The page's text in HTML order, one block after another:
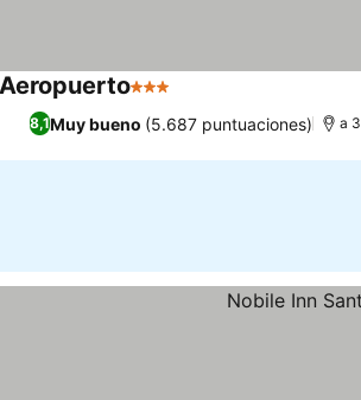
3 Estrellas
8,1Muy bueno (5.687 puntuaciones) a